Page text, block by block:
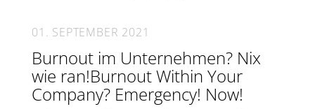
01. SEPTEMBER 2021
Burnout im Unternehmen? Nix
wie ran!Burnout Within Your
Company? Emergency! Now!